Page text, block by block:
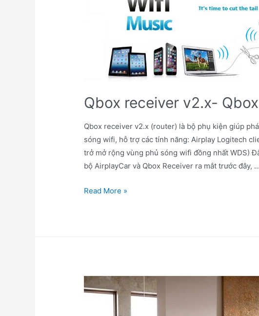
Qbox receiver v2.x-
Qbox receiver v2.x (router) là bộ phụ kiện giúp
sóng wifi, hỗ trợ các tính năng: Airplay Logitech
trở mở rộng vùng phủ sóng wifi đồng nhất WDS)
bộ AirplayCar và Qbox Receiver ra mắt trước đây, …
Qbox
Read More »